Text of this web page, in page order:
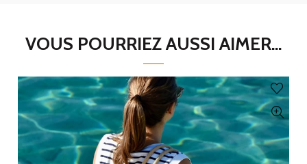
VOUS POURRIEZ AUSSI AIMER...